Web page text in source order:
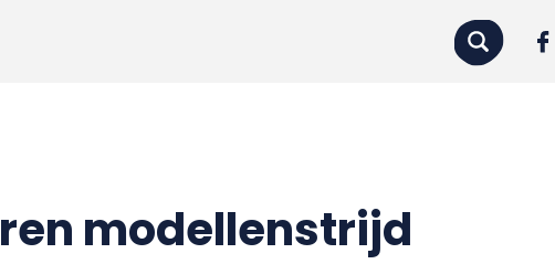
modellenstrijd